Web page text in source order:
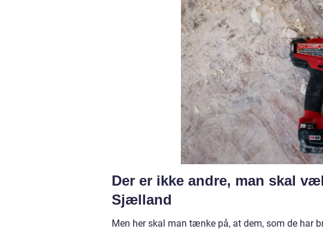
Der er ikke andre, man skal
Sjælland
Men her skal man tænke på, at dem, som de har